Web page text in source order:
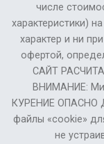
числе
характеристики)
характер и ни
офертой,
САЙТ
ВНИМАНИЕ:
КУРЕНИЕ ОПАСНО
файлы «cookie»
не